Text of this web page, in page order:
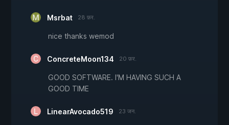
Msrbat 28 फ़र.
nice thanks wemod
ConcreteMoon134 20 फ़र.
GOOD SOFTWARE. I'M HAVING SUCH A
GOOD TIME
LinearAvocado519 23 जन.